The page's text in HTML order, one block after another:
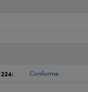
Conforme